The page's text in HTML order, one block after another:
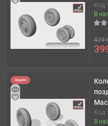
Код
В
424
Акция
Код
В